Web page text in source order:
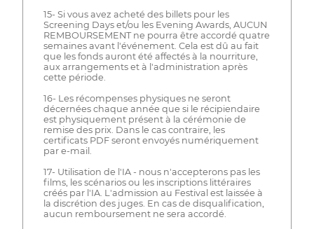
15- Si vous avez acheté des billets pour les
Screening Days et/ou les Evening Awards, AUCUN
REMBOURSEMENT ne pourra être accordé quatre
semaines avant l'événement. Cela est dû au fait
que les fonds auront été affectés à la nourriture,
aux arrangements et à l'administration après
cette période.
16- Les récompenses physiques ne seront
décernées chaque année que si le récipiendaire
est physiquement présent à la cérémonie de
remise des prix. Dans le cas contraire, les
certificats PDF seront envoyés numériquement
par e-mail.
17- Utilisation de l'IA - nous n'accepterons pas les
films, les scénarios ou les inscriptions littéraires
créés par l'IA. L'admission au Festival est laissée à
la discrétion des juges. En cas de disqualification,
aucun remboursement ne sera accordé.